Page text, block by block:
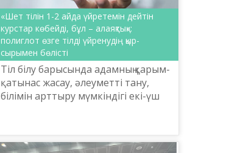
«Шет тілін 1-2 айда үйретемін дейтін
курстар көбейді, бұл – алаяқтық»:
полиглот өзге тілді үйренудің қыр-
сырымен бөлісті
Тіл білу барысында адамның қарым-
қатынас жасау, әлеуметті тану,
білімін арттыру мүмкіндігі екі-үш